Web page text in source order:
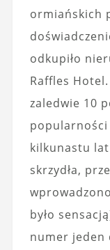
ormiańskich
odkupiło
Raffles
zaledwie 10
popularności
kilkunastu
skrzydła,
było
numer jeden